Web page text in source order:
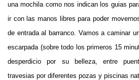
una mochila como nos indican los guias
ir con las manos libres para poder
de entrada al barranco. Vamos a caminar
escarpada (sobre todo los primeros 15
desperdicio por su belleza, entre
travesias por diferentes pozas y piscinas